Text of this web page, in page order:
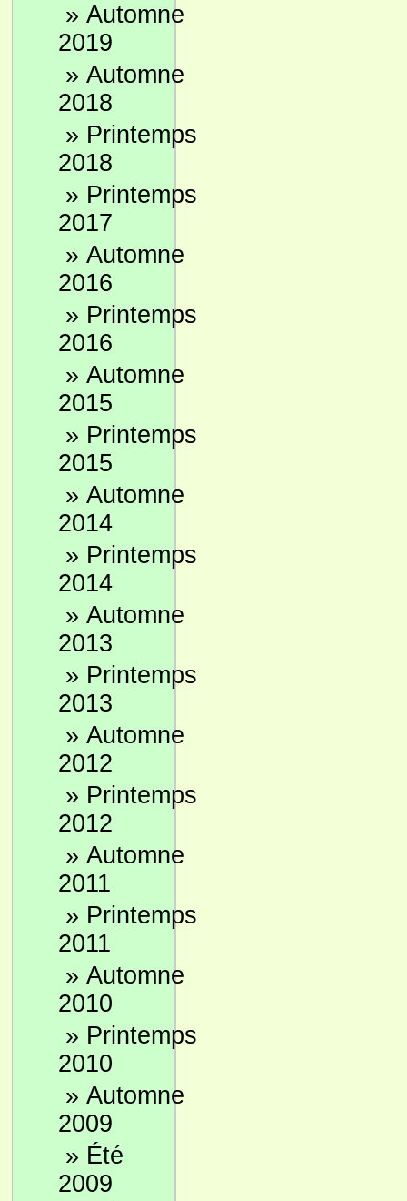
» Automne
2019
» Automne
2018
» Printemps
2018
» Printemps
2017
» Automne
2016
» Printemps
2016
» Automne
2015
» Printemps
2015
» Automne
2014
» Printemps
2014
» Automne
2013
» Printemps
2013
» Automne
2012
» Printemps
2012
» Automne
2011
» Printemps
2011
» Automne
2010
» Printemps
2010
» Automne
2009
» Été
2009